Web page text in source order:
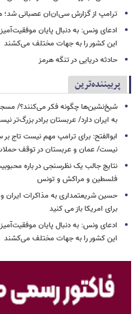
ترامپ از گزارش سی‌ان‌ان عصبانی شد؛
ادعای ونس: به دنبال پایان
این کشور را به جهات مختلف می‌کشند
حادثه دریایی در تنگه هرمز
پربیننده‌ترین
شیخ‌نشین‌ها چگونه فکر می‌کنند؟/
به ایران دارد/ عربستان برادر
ابوالفتح: برای ترامپ مهم نیست تاج
نیست/ عمان و عربستان در توقف
فلسطین و مراکش و تونس
حسین شریعتمداری به مذاکرات ایران و
برای امریکا باز می کنید
ادعای ونس: به دنبال پایان
این کشور را به جهات مختلف می‌کشند